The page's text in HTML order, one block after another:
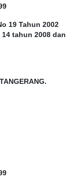
19 Tahun 2002
tahun 2008 dan